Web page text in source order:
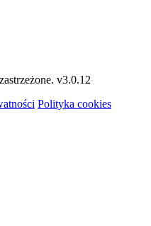
v3.0.12
Polityka cookies